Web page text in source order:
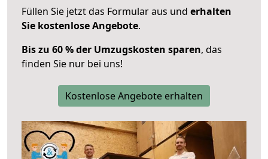
Füllen Sie jetzt das Formular aus und erhalten
Sie kostenlose Angebote.
Bis zu 60 % der Umzugskosten sparen, das
finden Sie nur bei uns!
Kostenlose Angebote erhalten